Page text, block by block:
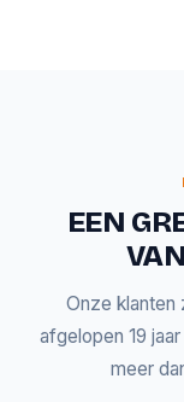
EEN
Onze klanten
afgelopen 19
meer